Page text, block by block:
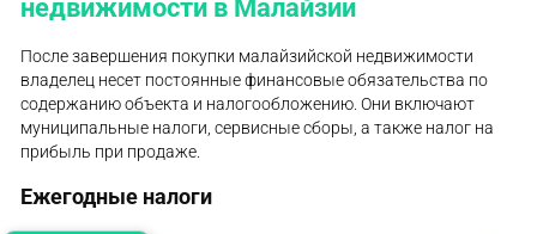
недвижимости в Малайзии
После завершения покупки малайзийской недвижимости
владелец несет постоянные финансовые обязательства по
содержанию объекта и налогообложению. Они включают
муниципальные налоги, сервисные сборы, а также налог на
прибыль при продаже.
Ежегодные налоги